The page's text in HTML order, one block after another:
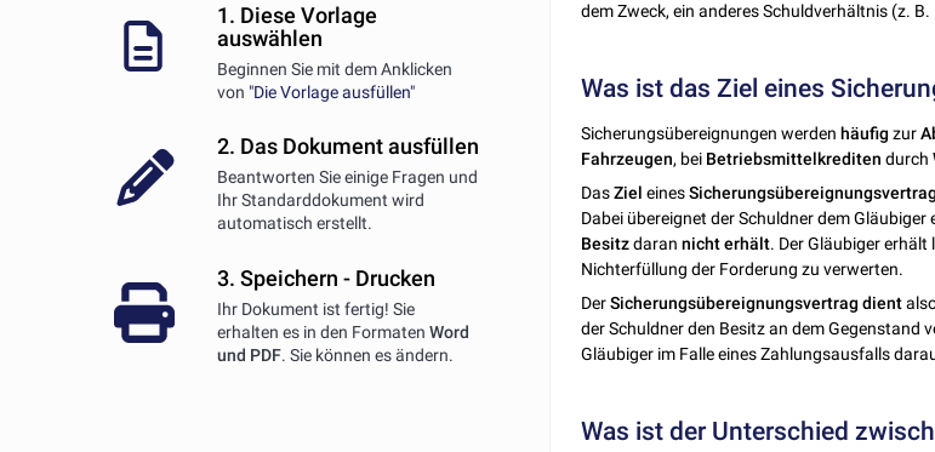
1. Diese Vorlage
auswählen
Beginnen Sie mit dem Anklicken
von "Die Vorlage ausfüllen"
2. Das Dokument ausfüllen
Beantworten Sie einige Fragen und
Ihr Standarddokument wird
automatisch erstellt.
3. Speichern - Drucken
Ihr Dokument ist fertig! Sie
erhalten es in den Formaten Word
und PDF. Sie können es ändern.
dem Zweck, ein anderes Schuldverhältnis (z. B.
Was ist das Ziel eines
Sicherungsübereignungen werden häufig zur
Fahrzeugen, bei Betriebsmittelkrediten durch
DasZiel eines
Dabei übereignet der Schuldner dem Gläubiger
Besitzdarannichterhält. Der Gläubiger erhält
Nichterfüllung der Forderung zu verwerten.
DerSicherungsübereignungsvertrag dient
der Schuldner den Besitz an dem Gegenstand
Gläubiger im Falle eines Zahlungsausfalls
Was ist der Unterschied